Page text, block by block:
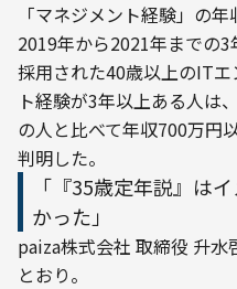
「マネジメント経験」の
2019年から2021年までの
採用された40歳以上のIT
ト経験が3年以上ある人は
の人と比べて年収700万円
判明した。
「『35歳定年説』は
かった」
paiza株式会社 取締役 升
とおり。